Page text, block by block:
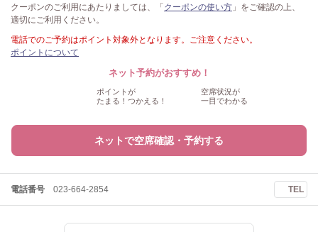
クーポンのご利用にあたりましては、「 クーポンの使い方 」をご確認の上、
適切にご利用ください。
電話でのご予約はポイント対象外となります。ご注意ください。
ポイントについて
ネット予約がおすすめ！
ポイントが
たまる！つかえる！
空席状況が
一目でわかる
ネットで空席確認・予約する
電話番号 023-664-2854 TEL